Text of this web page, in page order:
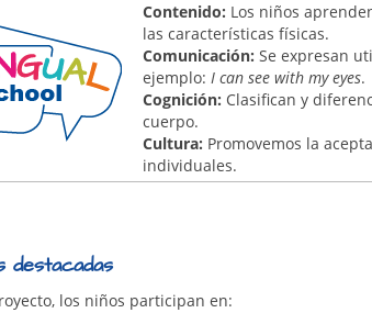
Contenido: Los niños
las características físicas.
Comunicación: Se expresan
ejemplo: I can see with my eyes.
Cognición: Clasifican y
cuerpo.
Cultura: Promovemos la
individuales.
destacadas
los niños participan en: